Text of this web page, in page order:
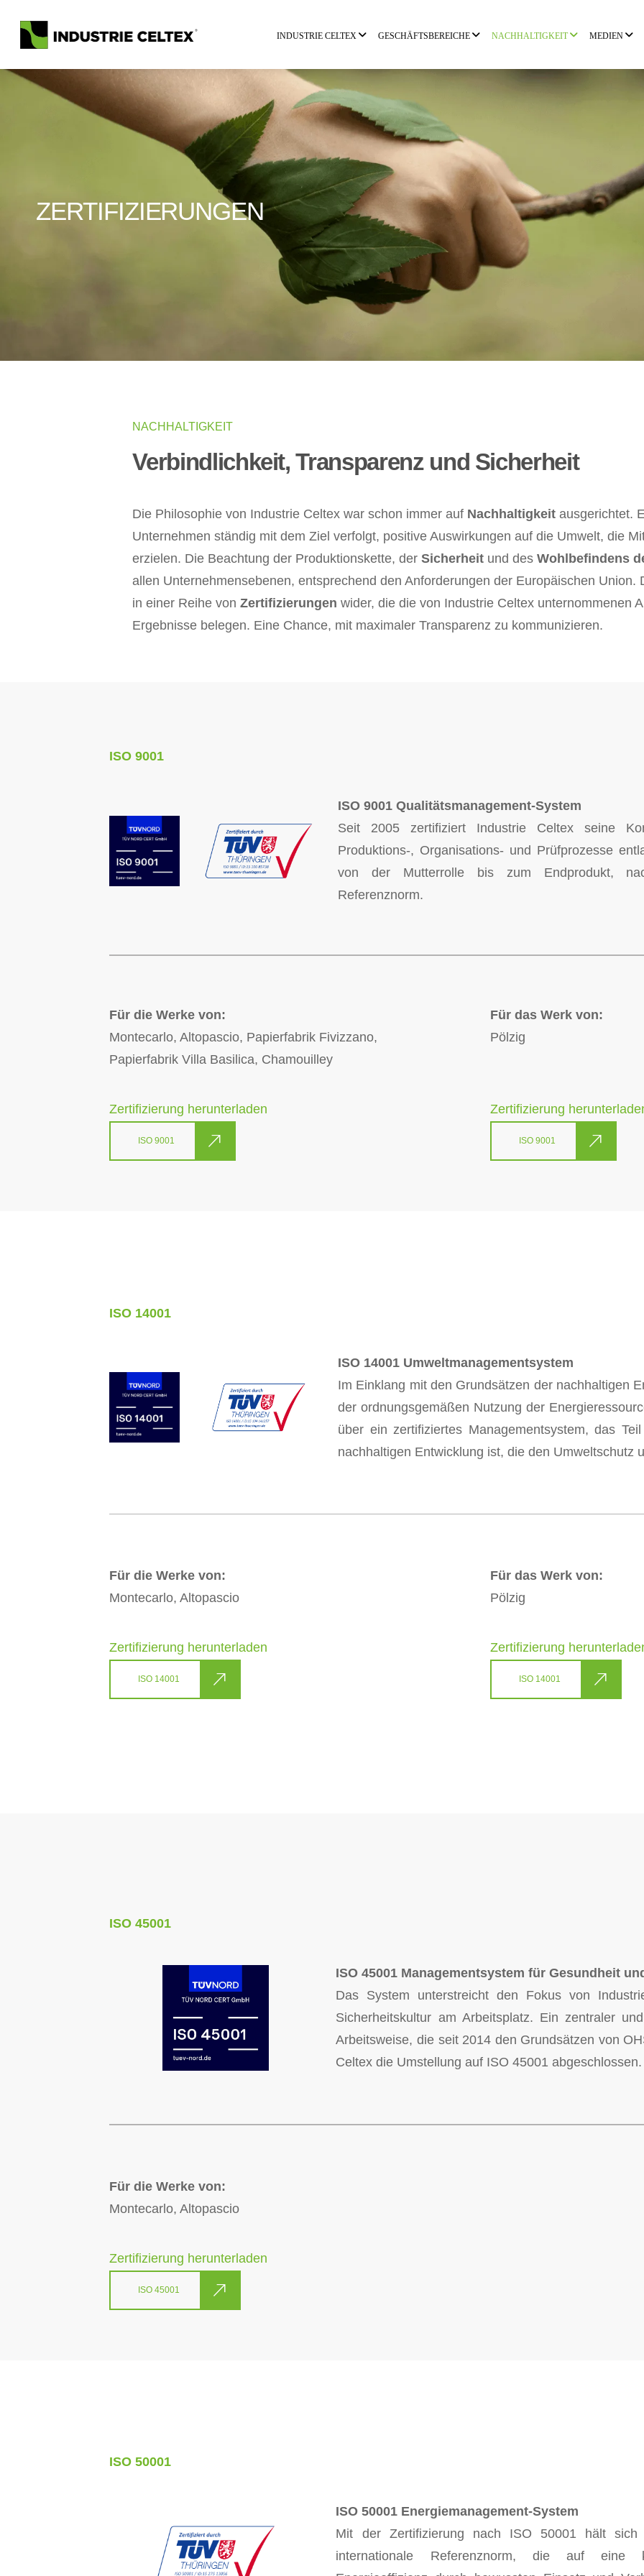
INDUSTRIE CELTEX GESCHÄFTSBEREICHE NACHHALTIGKEIT MEDIEN
ZERTIFIZIERUNGEN
NACHHALTIGKEIT
Verbindlichkeit, Transparenz und Sicherheit
Die Philosophie von Industrie Celtex war schon immer auf Nachhaltigkeit ausgerichtet.
Unternehmen ständig mit dem Ziel verfolgt, positive Auswirkungen auf die Umwelt, die
erzielen. Die Beachtung der Produktionskette, derSicherheit und desWohlbefindens
allen Unternehmensebenen, entsprechend den Anforderungen der Europäischen Union.
in einer Reihe vonZertifizierungen wider, die die von Industrie Celtex unternommenen
Ergebnisse belegen. Eine Chance, mit maximaler Transparenz zu kommunizieren.
ISO 9001
ISO 9001 Qualitätsmanagement-System
Seit 2005 zertifiziert Industrie Celtex seine
Produktions-, Organisations- und Prüfprozesse
von der Mutterrolle bis zum Endprodukt,
Referenznorm.
Für die Werke von:
Montecarlo, Altopascio, Papierfabrik Fivizzano,
Papierfabrik Villa Basilica, Chamouilley
Für das Werk von:
Pölzig
Zertifizierung herunterladen
ISO 9001
Zertifizierung
ISO 9001
ISO 14001
ISO 14001 Umweltmanagementsystem
Im Einklang mit den Grundsätzen der nachhaltigen
der ordnungsgemäßen Nutzung der
über ein zertifiziertes Managementsystem, das
nachhaltigen Entwicklung ist, die den Umweltschutz
Für die Werke von:
Montecarlo, Altopascio
Für das Werk von:
Pölzig
Zertifizierung herunterladen
ISO 14001
Zertifizierung
ISO 14001
ISO 45001
ISO 45001 Managementsystem für Gesundheit
Das System unterstreicht den Fokus von
Sicherheitskultur am Arbeitsplatz. Ein zentraler
Arbeitsweise, die seit 2014 den Grundsätzen von
Celtex die Umstellung auf ISO 45001 abgeschlossen.
Für die Werke von:
Montecarlo, Altopascio
Zertifizierung herunterladen
ISO 45001
ISO 50001
ISO 50001 Energiemanagement-System
Mit der Zertifizierung nach ISO 50001 hält
internationale Referenznorm, die auf eine